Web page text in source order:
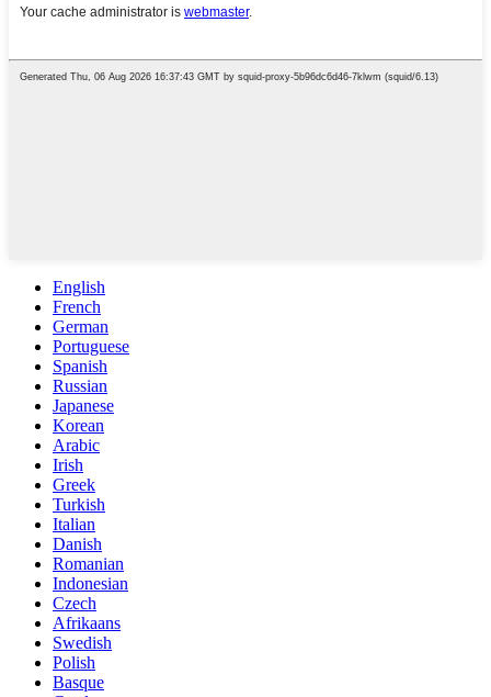
English
French
German
Portuguese
Spanish
Russian
Japanese
Korean
Arabic
Irish
Greek
Turkish
Italian
Danish
Romanian
Indonesian
Czech
Afrikaans
Swedish
Polish
Basque